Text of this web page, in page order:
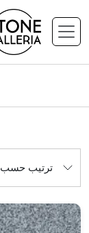
ترتيب حسب